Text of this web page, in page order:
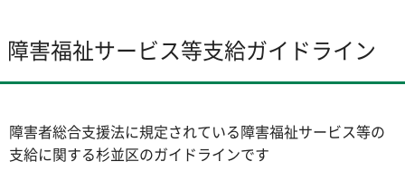
障害福祉サービス等支給ガイドライン
障害者総合支援法に規定されている障害福祉サービス等の
支給に関する杉並区のガイドラインです